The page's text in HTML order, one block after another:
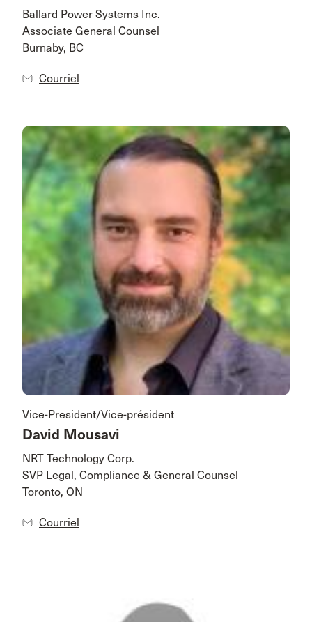
Ballard Power Systems Inc.
Associate General Counsel
Burnaby, BC
Courriel
Vice-President/Vice-président
David Mousavi
NRT Technology Corp.
SVP Legal, Compliance & General Counsel
Toronto, ON
Courriel